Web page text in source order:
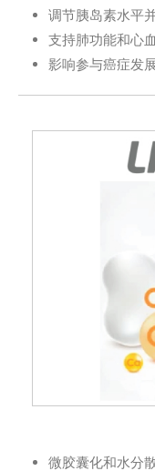
调节胰岛素水平
支持肺功能和心
影响参与癌症发
微胶囊化和水分